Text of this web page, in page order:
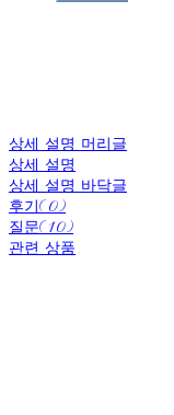
상세 설명 머리글
상세 설명
상세 설명 바닥글
후기(0)
질문(10)
관련 상품